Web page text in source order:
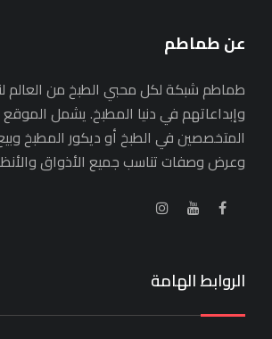
عن طماطم
طماطم شبكة لكل محبي الطبخ من العالم
وإبداعاتهم في دنيا المطبخ. يشمل الموقع
المتخصصين في الطبخ أو ديكور المطبخ
وعرض وصفات تناسب جميع الأذواق
الروابط الهامة